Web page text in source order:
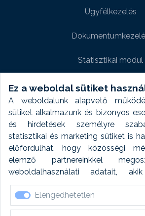
Ez a weboldal sütiket
A weboldalunk alapvető
sütiket alkalmazunk és bizonyos
és hirdetések személyre
statisztikai és marketing sütiket is
előfordulhat, hogy közösségi
elemző partnereinkkel
weboldalhasználati adatait,
forrásokból gyűjtött adatokkal
elfogadásával kapcsolatosan
ezen adatokat 6 hónap után
Elengedhetetlen
Ügyfélkezelés
Statisztikai modul
Weboldal modul
Fényképtár extra
Autómosó modul
Feladatütemezés